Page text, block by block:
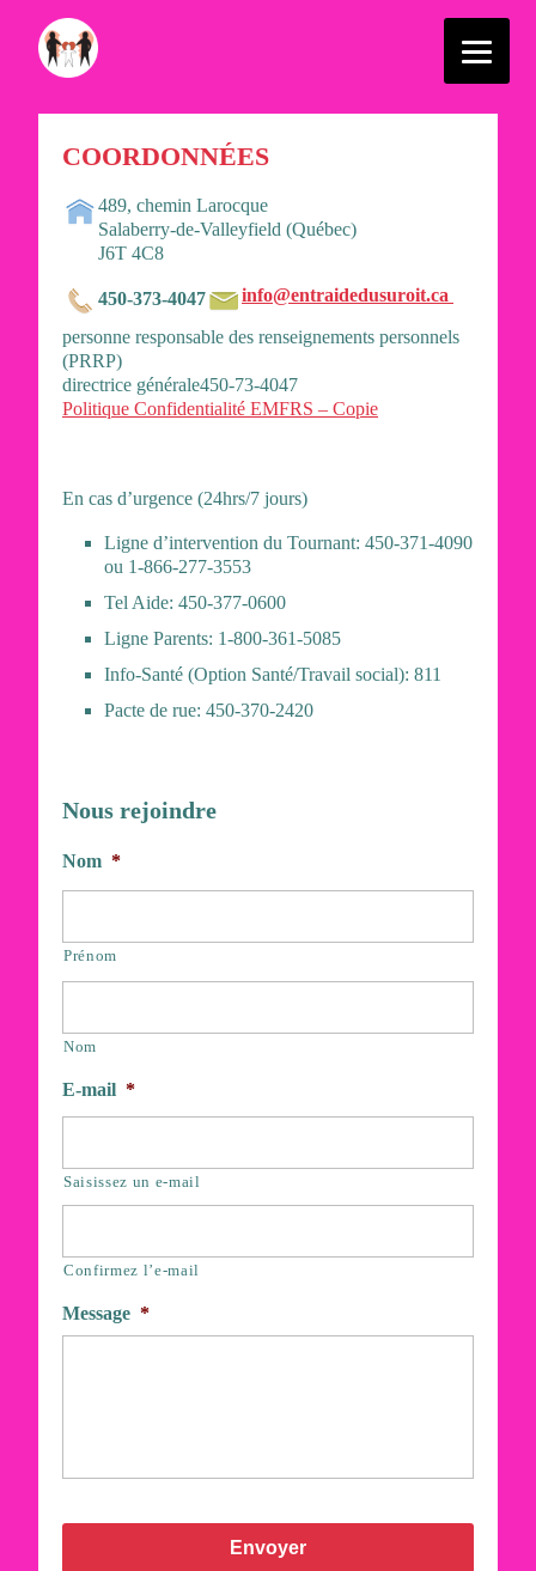
COORDONNÉES
489, chemin Larocque
Salaberry-de-Valleyfield (Québec)
J6T 4C8
450-373-4047 info@entraidedusuroit.ca
personne responsable des renseignements personnels
(PRRP)
directrice générale450-73-4047
Politique Confidentialité EMFRS – Copie
En cas d’urgence (24hrs/7 jours)
Ligne d’intervention du Tournant: 450-371-4090
ou 1-866-277-3553
Tel Aide: 450-377-0600
Ligne Parents: 1-800-361-5085
Info-Santé (Option Santé/Travail social): 811
Pacte de rue: 450-370-2420
Nous rejoindre
Nom *
Prénom
Nom
E-mail *
Saisissez un e-mail
Confirmez l’e-mail
Message *